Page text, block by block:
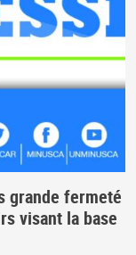
grande fermeté
visant la base